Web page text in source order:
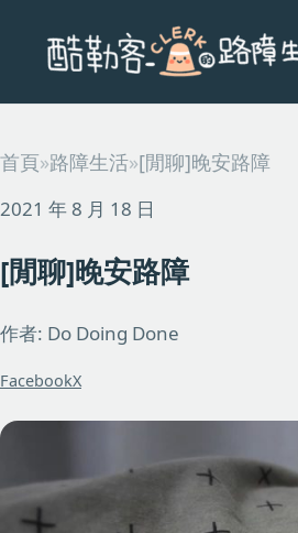
首頁»路障生活»[閒聊]晚安路障
2021 年 8 月 18 日
[閒聊]晚安路障
作者: Do Doing Done
FacebookX